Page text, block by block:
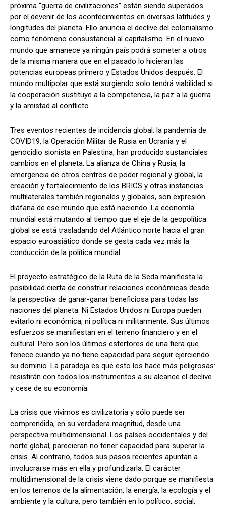
próxima “guerra de civilizaciones” están siendo superados
por el devenir de los acontecimientos en diversas latitudes y
longitudes del planeta. Ello anuncia el declive del colonialismo
como fenómeno consustancial al capitalismo. En el nuevo
mundo que amanece ya ningún país podrá someter a otros
de la misma manera que en el pasado lo hicieran las
potencias europeas primero y Estados Unidos después. El
mundo multipolar que está surgiendo solo tendrá viabilidad si
la cooperación sustituye a la competencia, la paz a la guerra
y la amistad al conflicto.
Tres eventos recientes de incidencia global: la pandemia de
COVID19, la Operación Militar de Rusia en Ucrania y el
genocidio sionista en Palestina, han producido sustanciales
cambios en el planeta. La alianza de China y Rusia, la
emergencia de otros centros de poder regional y global, la
creación y fortalecimiento de los BRICS y otras instancias
multilaterales también regionales y globales, son expresión
diáfana de ese mundo que está naciendo. La economía
mundial está mutando al tiempo que el eje de la geopolítica
global se está trasladando del Atlántico norte hacia el gran
espacio euroasiático donde se gesta cada vez más la
conducción de la política mundial.
El proyecto estratégico de la Ruta de la Seda manifiesta la
posibilidad cierta de construir relaciones económicas desde
la perspectiva de ganar-ganar beneficiosa para todas las
naciones del planeta. Ni Estados Unidos ni Europa pueden
evitarlo ni económica, ni política ni militarmente. Sus últimos
esfuerzos se manifiestan en el terreno financiero y en el
cultural. Pero son los últimos estertores de una fiera que
fenece cuando ya no tiene capacidad para seguir ejerciendo
su dominio. La paradoja es que esto los hace más peligrosas:
resistirán con todos los instrumentos a su alcance el declive
y cese de su economía.
La crisis que vivimos es civilizatoria y sólo puede ser
comprendida, en su verdadera magnitud, desde una
perspectiva multidimensional. Los países occidentales y del
norte global, parecieran no tener capacidad para superar la
crisis. Al contrario, todos sus pasos recientes apuntan a
involucrarse más en ella y profundizarla. El carácter
multidimensional de la crisis viene dado porque se manifiesta
en los terrenos de la alimentación, la energía, la ecología y el
ambiente y la cultura, pero también en lo político, social,